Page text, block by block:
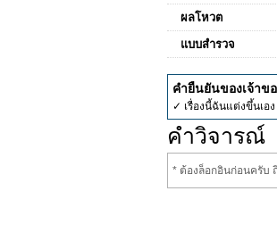
ผลโหวต
แบบสำรวจ
คำยืนยันของเจ้าข
✓ เรื่องนี้ฉันแต่งขึ้นเอง
คำวิจารณ์
* ต้องล็อกอินก่อนครับ